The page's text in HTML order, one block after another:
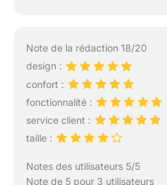
Note de la rédaction 18/20
design :
confort :
fonctionnalité :
service client :
taille :
Notes des utilisateurs 5/5
Note de 5 pour 3 utilisateurs